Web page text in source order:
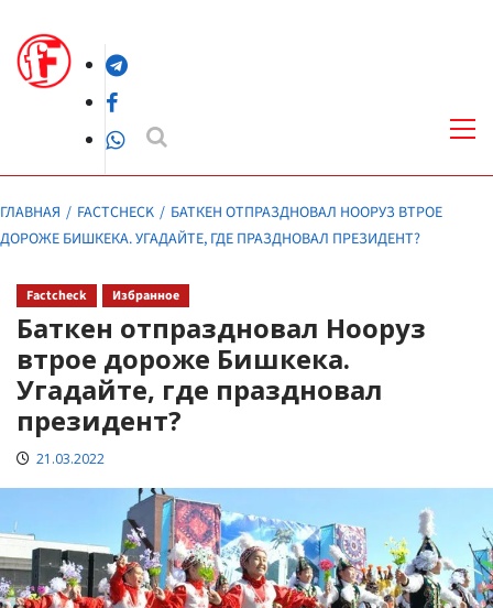
содержимомуTelegram
Facebook
WhatsApp
ГЛАВНАЯ FACTCHECK
БАТКЕН ОТПРАЗДНОВАЛ НООРУЗ ВТРОЕ
ДОРОЖЕ БИШКЕКА. УГАДАЙТЕ, ГДЕ ПРАЗДНОВАЛ ПРЕЗИДЕНТ?
Factcheck Избранное
Баткен отпраздновал Нооруз
втрое дороже Бишкека.
Угадайте, где праздновал
президент?
21.03.2022